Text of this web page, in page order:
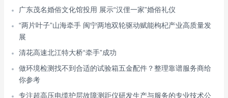
广东茂名婚俗文化馆投用 展示“汉俚一家”婚俗礼仪
“两片叶子”山海牵手 闽宁两地双轮驱动赋能枸杞产业高质量发
展
清花高速北江特大桥“牵手”成功
做环境检测找不到合适的试验箱五金配件？整理靠谱服务商给
你参考
专注超高压电缆护层故障测距仪研发生产与服务的专业技术公